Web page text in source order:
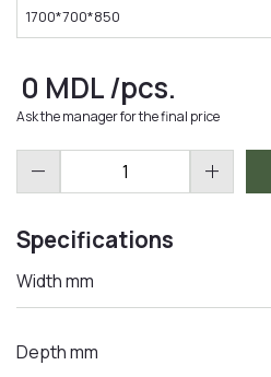
1700*700*850
0 MDL/pcs.
Ask the manager for the final price
remove add
Specifications
Width mm
Depth mm